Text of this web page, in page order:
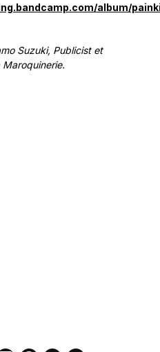
album/
Suzuki, Publicist et